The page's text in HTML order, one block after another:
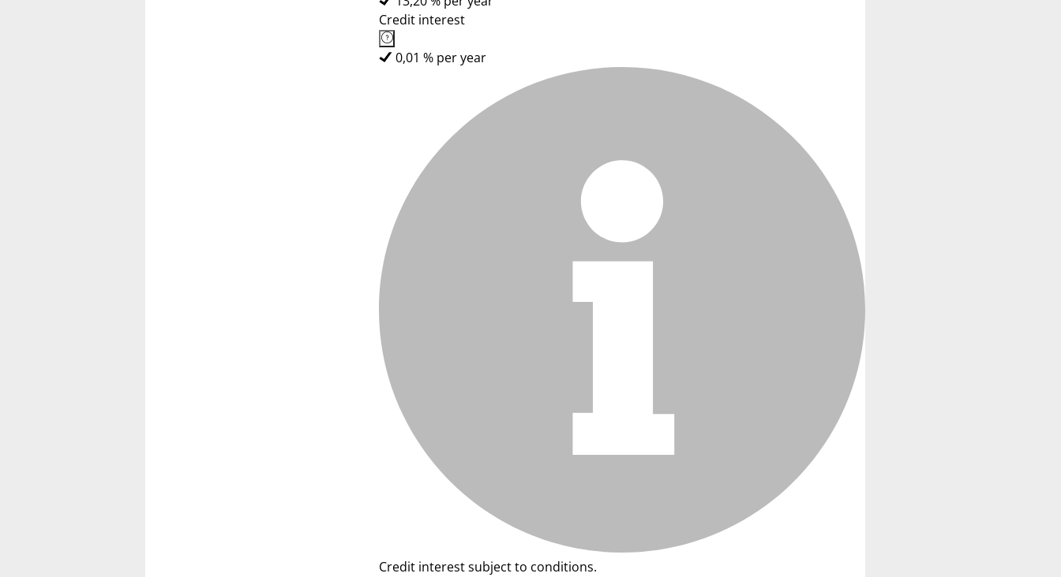
Credit interest
0,01 % per year
Credit interest subject to conditions.